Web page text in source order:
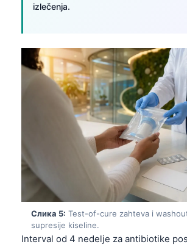
izlečenja.
Слика 5: Test-of-cure zahteva i
supresije kiseline.
Interval od 4 nedelje za antibiotike
Galego
Latviešu valoda
Македонски јазик
العربية المغربية
Afrikaans
Монгол
ພາສາລາວ
Cebuano